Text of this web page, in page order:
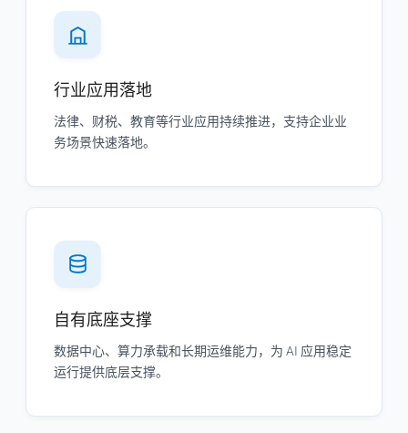
行业应用落地
法律、财税、教育等行业应用持续推进，支持企业业
务场景快速落地。
自有底座支撑
数据中心、算力承载和长期运维能力，为 AI 应用稳定
运行提供底层支撑。